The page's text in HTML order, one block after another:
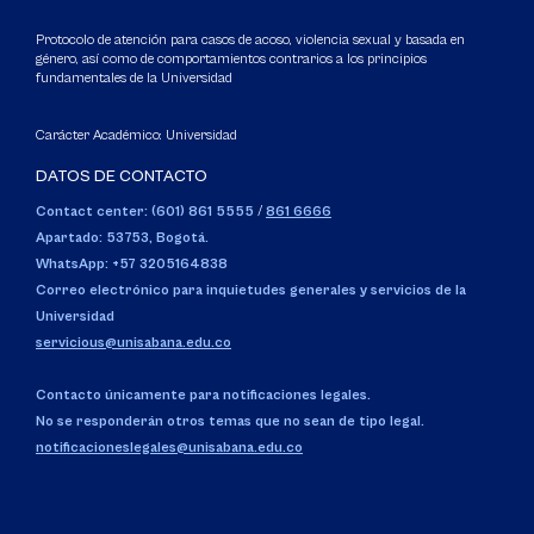
Protocolo de atención para casos de acoso, violencia sexual y basada en
género, así como de comportamientos contrarios a los principios
fundamentales de la Universidad
Carácter Académico: Universidad
DATOS DE CONTACTO
Contact center: (601) 861 5555 / 861 6666
Apartado: 53753, Bogotá.
WhatsApp: +57 3205164838
Correo electrónico para inquietudes generales y servicios de la
Universidad
servicious@unisabana.edu.co
Contacto únicamente para notificaciones legales.
No se responderán otros temas que no sean de tipo legal.
notificacioneslegales@unisabana.edu.co